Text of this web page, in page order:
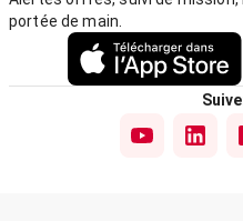
portée de main.